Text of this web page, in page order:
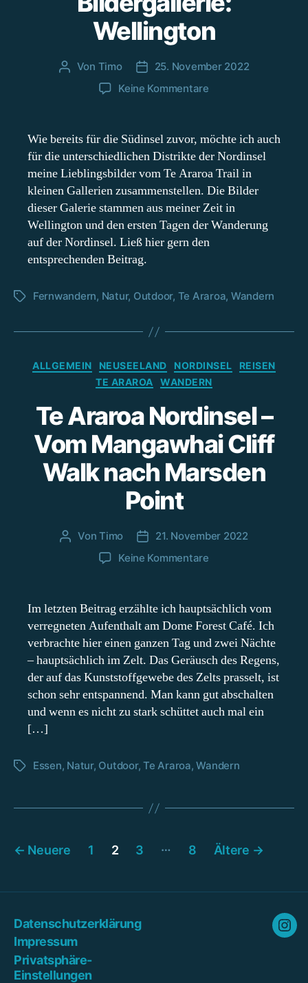
Wellington
Beitragsautor
Von Timo Beitragsdatum
25. November 2022
Keine Kommentarezu
Wie bereits für die Südinsel zuvor, möchte ich auch
für die unterschiedlichen Distrikte der Nordinsel
meine Lieblingsbilder vom Te Araroa Trail in
kleinen Gallerien zusammenstellen. Die Bilder
dieser Galerie stammen aus meiner Zeit in
Wellington und den ersten Tagen der Wanderung
auf der Nordinsel. Ließ hier gern den
entsprechenden Beitrag.
Schlagwörter
Fernwandern, Natur, Outdoor, Te Araroa, Wandern
Kategorien
ALLGEMEIN NEUSEELAND NORDINSEL
REISEN
TE ARAROA
WANDERN
Te Araroa Nordinsel –
Vom Mangawhai Cliff
Walk nach Marsden
Point
Beitragsautor
VonTimo Beitragsdatum
21. November 2022
Keine Kommentarezu
Nordinsel
Vom
Mangawhai
Cliff
Walk
nach
Marsden
Im letzten Beitrag erzählte ich hauptsächlich vom
verregneten Aufenthalt am Dome Forest Café. Ich
verbrachte hier einen ganzen Tag und zwei Nächte
– hauptsächlich im Zelt. Das Geräusch des Regens,
der auf das Kunststoffgewebe des Zelts prasselt, ist
schon sehr entspannend. Man kann gut abschalten
und wenn es nicht zu stark schüttet auch mal ein
[…]
Schlagwörter
Essen, Natur, Outdoor,Te Araroa,Wandern
Beitragsnavigation
← Neuere 1 2 3 … 8 Ältere →
Datenschutzerklärung
Impressum
Privatsphäre-
Einstellungen